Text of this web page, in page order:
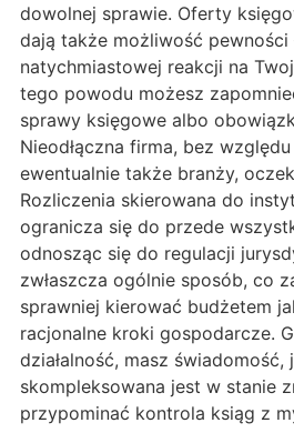
dowolnej sprawie. Oferty
dają także możliwość pewności
natychmiastowej reakcji na
tego powodu możesz
sprawy księgowe albo
Nieodłączna firma, bez
ewentualnie także branży,
Rozliczenia skierowana do
ogranicza się do przede
odnosząc się do regulacji
zwłaszcza ogólnie sposób, co
sprawniej kierować budżetem
racjonalne kroki gospodarcze.
działalność, masz świadomość,
skompleksowana jest w stanie
przypominać kontrola ksiąg z